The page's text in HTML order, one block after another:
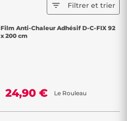
 Filtrer et trier
Film Anti-Chaleur Adhésif D-C-FIX 92
x 200 cm
24,90 € Le Rouleau